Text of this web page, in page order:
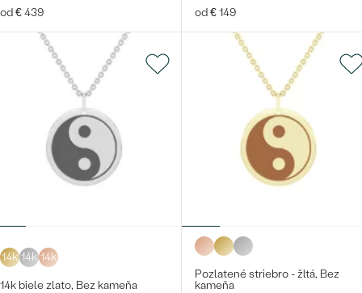
od € 439 od € 149
14k 14k 14k
14k biele zlato, Bez kameňa
Pozlatené striebro - žltá, Bez
kameňa